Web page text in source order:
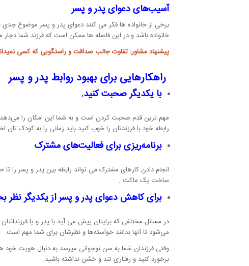
آسیب‌های دعوای پدر و پسر
برخی از خانواده ها فکر می کنند دعوای پدر و پسر موضوع
خانواده باشد و در این فاصله ها ممکن است که فرزند شما
پیشنهاد مشاور: تفاوت جالبصداقت و راستگوییکه کسی
راهکارهایی برای بهبود روابط پدر و پسر
با یکدیگر صحبت کنید.
مهم ترین قدم صحبت کردن است و به شما این امکان را می‌دهد
رابطه خود با فرزندتان را خوب کنید باید زمانی را به کودک
برنامه‌ریزی برای فعالیت‌های مشترک
انجام دادن کارهای مشترک می تواند رابطه بین پدر و پسر را
ساخت یک ماکت .
برای کاهش دعوای پدر و پسر از یکدیگر نظر
در مسائل مختلفی که برایتان پیش می آید با پدر و یا
می‌شود تا آنها بدانند خواسته‌ها و نظرشان برای شما مهم است.
وقتی فرزندان شما به سن نوجوانی میرسد به دنبال هویت خود
برخورد کنید و رفتاری تند و خشن نداشته باشید.